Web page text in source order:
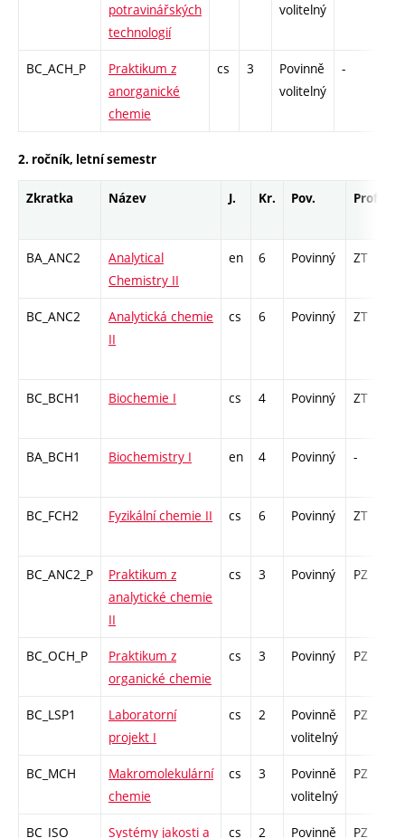
potravinářských
technologií
volitelný
BC_ACH_P
Praktikum z
anorganické
chemie
cs 3
Povinně
volitelný
-
2. ročník, letní semestr
Zkratka Název J. Kr. Pov. Prof.
BA_ANC2
Analytical
Chemistry II
en 6 Povinný ZT
BC_ANC2
Analytická chemie
II
cs 6 Povinný ZT
BC_BCH1 Biochemie I cs 4 Povinný ZT
BA_BCH1 Biochemistry I en 4 Povinný -
BC_FCH2 Fyzikální chemie II cs 6 Povinný ZT
BC_ANC2_P
Praktikum z
analytické chemie
II
cs 3 Povinný PZ
BC_OCH_P
Praktikum z
organické chemie
cs 3 Povinný PZ
BC_LSP1
Laboratorní
projekt I
cs 2
Povinně
volitelný
PZ
BC_MCH
Makromolekulární
chemie
cs 3
Povinně
volitelný
PZ
BC_ISO Systémy jakosti a cs 2 Povinně PZ